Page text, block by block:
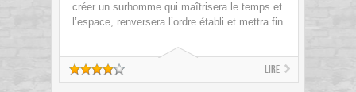
créer un surhomme qui maîtrisera le temps et
l’espace, renversera l’ordre établi et mettra fin
Lire